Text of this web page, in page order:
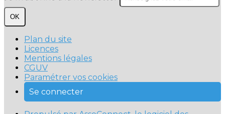
OK
Plan du site
Licences
Mentions légales
CGUV
Paramétrer vos cookies
Se connecter